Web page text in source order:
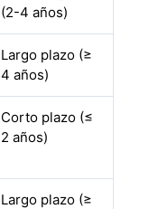
(2-4 años)
Largo plazo (≥
4 años)
Corto plazo (≤
2 años)
Largo plazo (≥